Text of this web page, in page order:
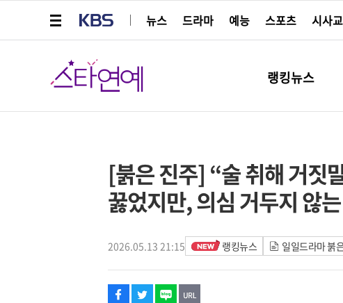
뉴스
드라마 예능 스포츠 시사
스타연예
랭킹뉴스
[붉은 진주] “술 취해 거짓
꿇었지만, 의심 거두지 않
2026.05.13 21:15 랭킹뉴스 일일드라마 붉
페이스북
트위터
네이버
URL복사
글씨 작게보기
글씨 크게보기